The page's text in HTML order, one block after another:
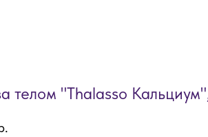
телом "Thalasso